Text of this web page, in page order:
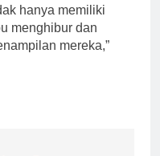
hanya memiliki
menghibur dan
mereka,”